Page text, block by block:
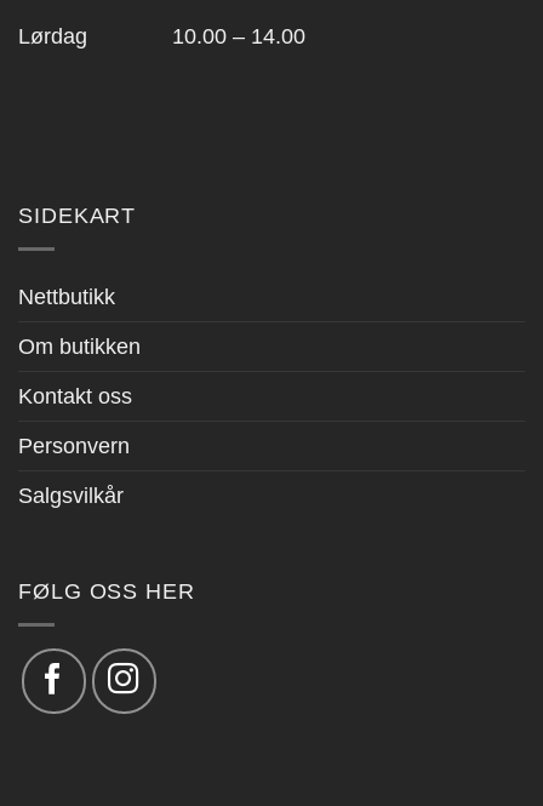
Lørdag 10.00 – 14.00
SIDEKART
Nettbutikk
Om butikken
Kontakt oss
Personvern
Salgsvilkår
FØLG OSS HER